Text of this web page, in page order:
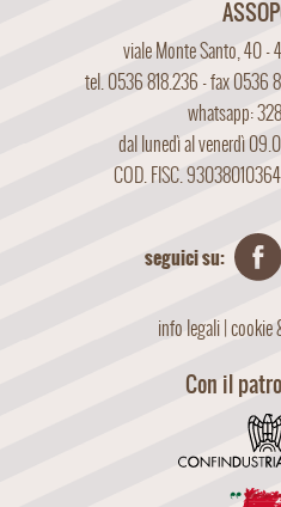
viale Monte Santo, 40 -
tel. 0536 818.236 - fax 0536
whatsapp:
dal lunedì al venerdì
COD. FISC.
seguici su:
info legali|cookie
Con il